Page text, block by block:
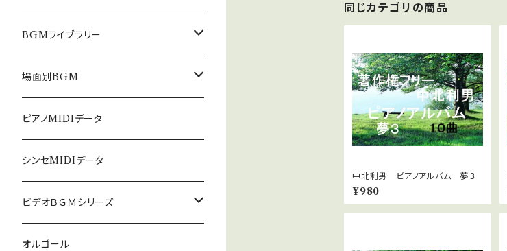
同じカテゴリの商品
中北利男 ピアノアルバム 夢３
¥980
中北利男 夢シリーズ
５０８曲シリーズ
３６０曲シリーズ
BGMライブラリー
オルゴール
場面別BGM
悲しい
暗い
普通
ピアノMIDIデータ
シンセMIDIデータ
ビデオＢＧＭシリーズ
ロック
オルゴール